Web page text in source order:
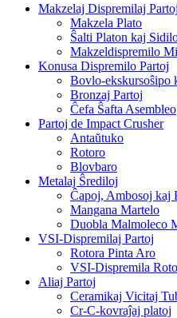
Makzelaj Dispremilaj Partoj
Makzela Plato
Ŝalti Platon kaj
Makzeldispremilo
Konusa Dispremilo Partoj
Bovlo-ekskursoŝipo
Bronzaj Partoj
Ĉefa Ŝafta Asembleo
Partoj de Impact Crusher
Antaŭtuko
Rotoro
Blovbaro
Metalaj Ŝrediloj
Ĉapoj, Ambosoj kaj
Mangana Martelo
Duobla Malmoleco
VSI-Dispremilaj Partoj
Rotora Pinta Aro
VSI-Dispremila
Aliaj Partoj
Ceramikaj Vicitaj
Cr-C-kovraĵaj platoj